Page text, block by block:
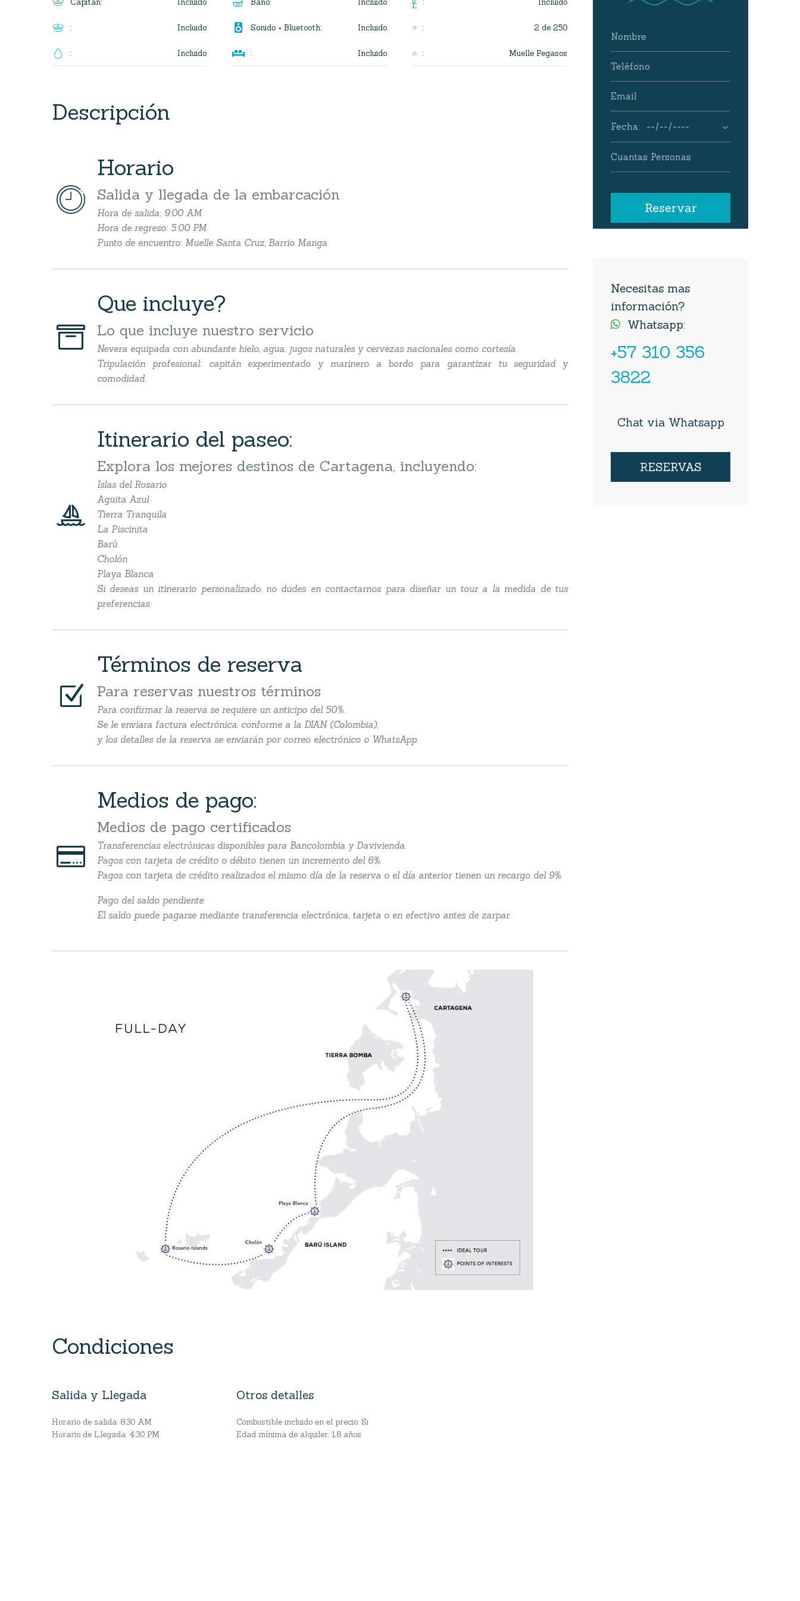
: Incluido
: Incluido
 Sonido + Bluetooth: Incluido
 : Incluido
: 2 de 250
: Muelle Pegasos
Descripción


Horario
Salida y llegada de la embarcación
Hora de salida: 9:00 AM
Hora de regreso: 5:00 PM
Punto de encuentro: Muelle Santa Cruz, Barrio Manga.


Que incluye?
Lo que incluye nuestro servicio
Nevera equipada con abundante hielo, agua, jugos naturales y cervezas nacionales como cortesía.
Tripulación profesional: capitán experimentado y marinero a bordo para garantizar tu seguridad y
comodidad.


Itinerario del paseo:
Explora los mejores destinos de Cartagena, incluyendo:
Islas del Rosario
Agüita Azul
Tierra Tranquila
La Piscinita
Barú
Cholón
Playa Blanca
Si deseas un itinerario personalizado, no dudes en contactarnos para diseñar un tour a la medida de tus
preferencias.
Z
Z
Términos de reserva
Para reservas nuestros términos
Para confirmar la reserva se requiere un anticipo del 50%.
Se le enviara factura electrónica, conforme a la DIAN (Colombia),
y los detalles de la reserva se enviarán por correo electrónico o WhatsApp.


Medios de pago:
Medios de pago certificados
Transferencias electrónicas disponibles para Bancolombia y Davivienda.
Pagos con tarjeta de crédito o débito tienen un incremento del 6%.
Pagos con tarjeta de crédito realizados el mismo día de la reserva o el día anterior tienen un recargo del 9%.
Pago del saldo pendiente:
El saldo puede pagarse mediante transferencia electrónica, tarjeta o en efectivo antes de zarpar.
Condiciones
Salida y Llegada
Horario de salida: 8:30 AM
Horario de Llegada: 4:30 PM
Otros detalles
Combustible incluido en el precio: Si
Edad mínima de alquiler: 18 años
Necesitas mas
información?
 Whatsapp:
+57 310 356
3822
Chat via Whatsapp
RESERVAS